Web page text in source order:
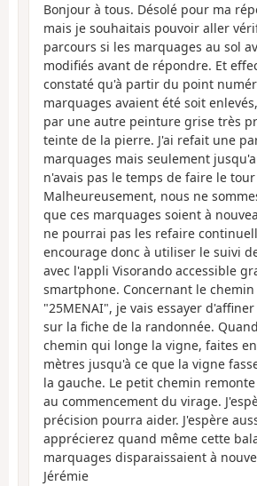
Bonjour à tous. Désolé pour ma
mais je souhaitais pouvoir aller
parcours si les marquages au sol
modifiés avant de répondre. Et
constaté qu'à partir du point
marquages avaient été soit
par une autre peinture grise très
teinte de la pierre. J'ai refait une
marquages mais seulement
n'avais pas le temps de faire le
Malheureusement, nous ne
que ces marquages soient à
ne pourrai pas les refaire
encourage donc à utiliser le suivi
avec l'appli Visorando accessible
smartphone. Concernant le
"25MENAI", je vais essayer
sur la fiche de la randonnée.
chemin qui longe la vigne, faites
mètres jusqu'à ce que la vigne
la gauche. Le petit chemin
au commencement du virage.
précision pourra aider. J'espère
apprécierez quand même cette
marquages disparaissaient à
Jérémie